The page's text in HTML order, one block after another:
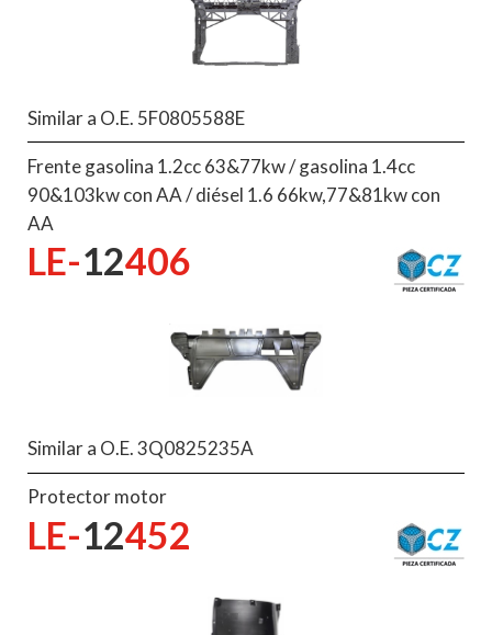
Similar a O.E. 5F0805588E
Frente gasolina 1.2cc 63&77kw / gasolina 1.4cc
90&103kw con AA / diésel 1.6 66kw,77&81kw con
AA
LE-12406
Similar a O.E. 3Q0825235A
Protector motor
LE-12452